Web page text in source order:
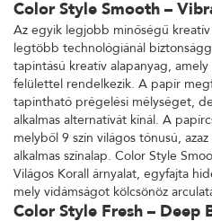
Color Style Smooth –
Az egyik legjobb minőségű
legtöbb technológiánál
tapintású kreatív alapanyag,
felülettel rendelkezik. A papír
tapintható prégelési mélységet,
alkalmas alternatívát kínál. A
melyből 9 szín világos tónusú,
alkalmas színalap. Color Style
Világos Korall árnyalat, egyfajta
mely vidámságot kölcsönöz
Color Style Fresh – Deep